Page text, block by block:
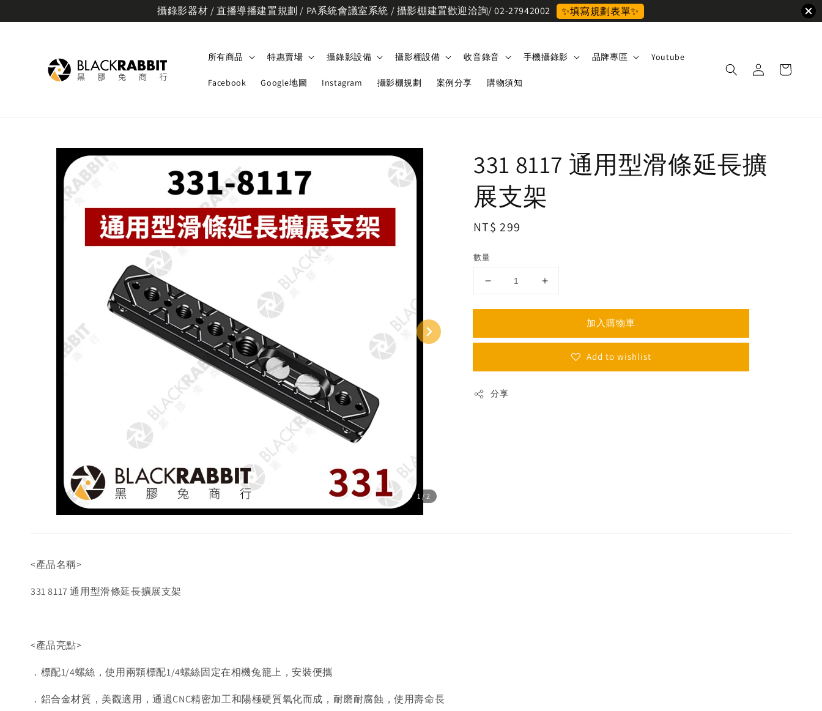
攝錄影器材 / 直播導播建置規劃 / PA系統會議室系統 / 攝影棚建置歡迎洽詢/ 02-27942002 ✨填寫規劃表單✨
所有商品 特惠賣場 攝錄影設備 攝影棚設備 收音錄音 手機攝錄影 品牌專區 Youtube
Facebook Google地圖 Instagram 攝影棚規劃 案例分享 購物須知
1/2
331 8117 通用型滑條延長擴
展支架
Regular
NT$ 299
數量
加入購物車
Add to wishlist
分享
<產品名稱>
331 8117 通用型滑條延長擴展支架
<產品亮點>
．標配1/4螺絲，使用兩顆標配1/4螺絲固定在相機兔籠上，安裝便攜
．鋁合金材質，美觀適用，通過CNC精密加工和陽極硬質氧化而成，耐磨耐腐蝕，使用壽命長